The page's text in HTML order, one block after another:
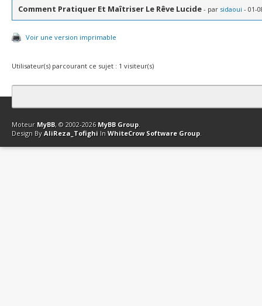
Comment Pratiquer Et Maîtriser Le Rêve Lucide - par sidaoui - 01-
Voir une version imprimable
Utilisateur(s) parcourant ce sujet : 1 visiteur(s)
Contact Club Affiliation Retourner en haut Version bas-débit
Moteur MyBB, © 2002-2026 MyBB Group.
Design By AliReza_Tofighi In WhiteCrow Software Group.